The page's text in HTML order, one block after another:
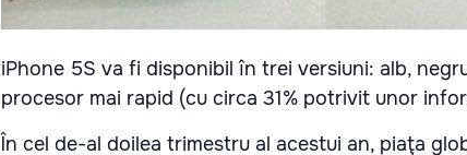
iPhone 5S va fi disponibil în trei versiuni: alb,
procesor mai rapid (cu circa 31% potrivit unor
În cel de-al doilea trimestru al acestui an, piaţa